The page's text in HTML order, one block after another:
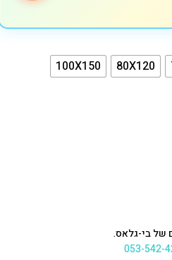
80X120
100X150
של בי-גלאס.
053-542-